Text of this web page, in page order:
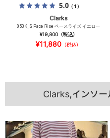
5.0（1）
Clarks
053K_S Pace Rise ペースライズ イエロー
¥19,800（税込）
¥11,880 （税込）
Clarks,インソ